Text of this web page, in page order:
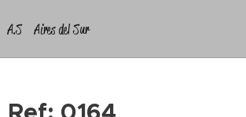
A.S Aires del Sur